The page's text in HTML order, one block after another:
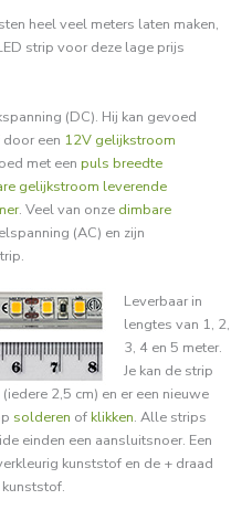
heel veel meters laten maken,
strip voor deze lage prijs
(DC). Hij kan gevoed
een 12V gelijkstroom
met een puls breedte
gelijkstroom leverende
. Veel van onze dimbare
(AC) en zijn
Leverbaar in
lengtes van 1, 2,
3, 4 en 5 meter.
Je kan de strip
2,5 cm) en er een nieuwe
solderen of klikken. Alle strips
einden een aansluitsnoer. Een
kunststof en de + draad